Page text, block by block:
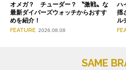
オメガ？ チューダー？ 〝激戦〟な
最新ダイバーズウォッチからおすす
めを紹介！
FEATURE 2026.08.08
ハ
揺
ル
SAME